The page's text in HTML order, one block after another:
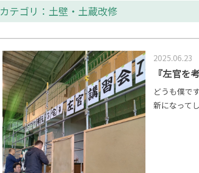
カテゴリ：土壁・土蔵改修
2025.06.23
『左官を
どうも僕で
新になって